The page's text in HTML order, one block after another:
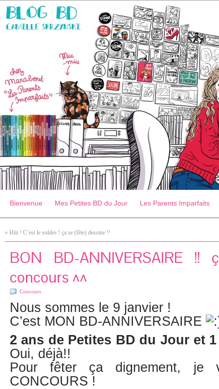
Bienvenue Mes Petites BD du Jour Les Parents Imparfaits
« Hiii ! C’est le soldes ! ça se (fête) dessine !!
BON BD-ANNIVERSAIRE
concours ^^
Concours
Nous sommes le 9 janvier !
C’est MON BD-ANNIVERSAIRE
2 ans de Petites BD du Jour et
Oui, déjà!!
Pour fêter ça dignement, je
CONCOURS !